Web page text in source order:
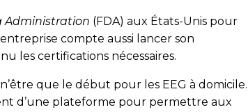
Administration (FDA) aux États-Unis pour
compte aussi lancer son
les certifica­tions nécessaires.
que le début pour les EEG à domicile.
d’une plateforme pour permettre aux